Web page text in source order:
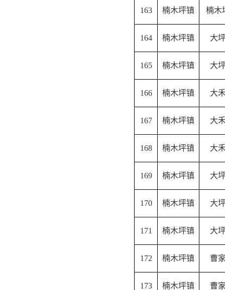
163 楠木坪镇 楠木
164 楠木坪镇 大
165 楠木坪镇 大
166 楠木坪镇 大
167 楠木坪镇 大
168 楠木坪镇 大
169 楠木坪镇 大
170 楠木坪镇 大
171 楠木坪镇 大
172 楠木坪镇 曹
173 楠木坪镇 曹